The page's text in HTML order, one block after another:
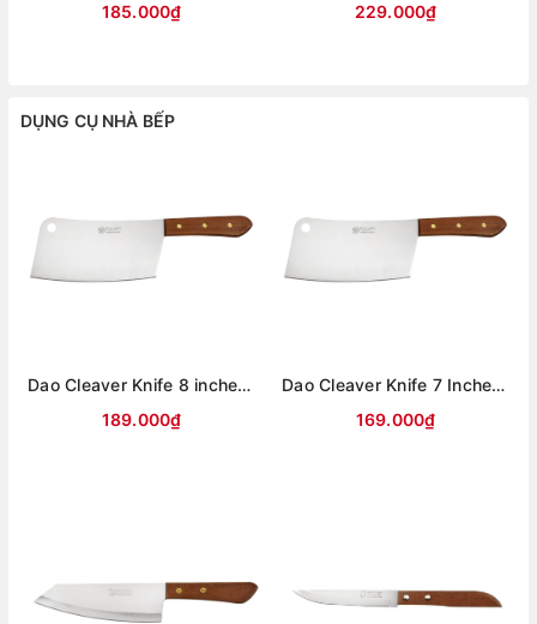
185.000₫
229.000₫
DỤNG CỤ NHÀ BẾP
Dao Cleaver Knife 8 inches Cán Gỗ
189.000₫
Dao Cleaver Knife 7 Inches Cán Gỗ
169.000₫